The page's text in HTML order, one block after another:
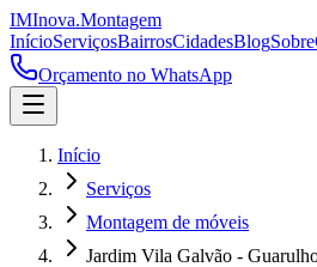
IMInova.Montagem
InícioServiçosBairrosCidadesBlogSobre
Orçamento no WhatsApp
Início
Serviços
Montagem de móveis
Jardim Vila Galvão -